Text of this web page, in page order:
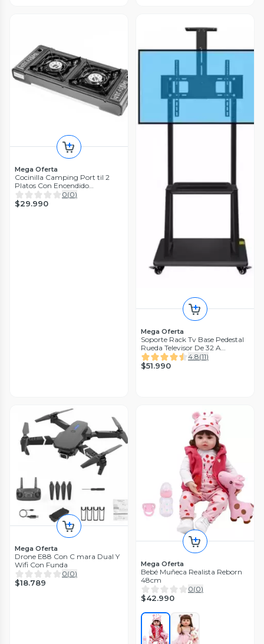
Mega Oferta
Cocinilla Camping Port til 2
Platos Con Encendido
automatico
0(0)
$29.990
Mega Oferta
Soporte Rack Tv Base Pedestal
Rueda Televisor De 32 A
70Pulgadas
4.8(11)
$51.990
Mega Oferta
Drone E88 Con C mara Dual Y
Wifi Con Funda
0(0)
$18.789
Mega Oferta
Bebé Muñeca Realista Reborn
48cm
0(0)
$42.990